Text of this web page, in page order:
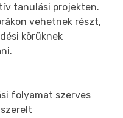
tanulási projekten.
vehetnek részt,
körüknek
folyamat szerves